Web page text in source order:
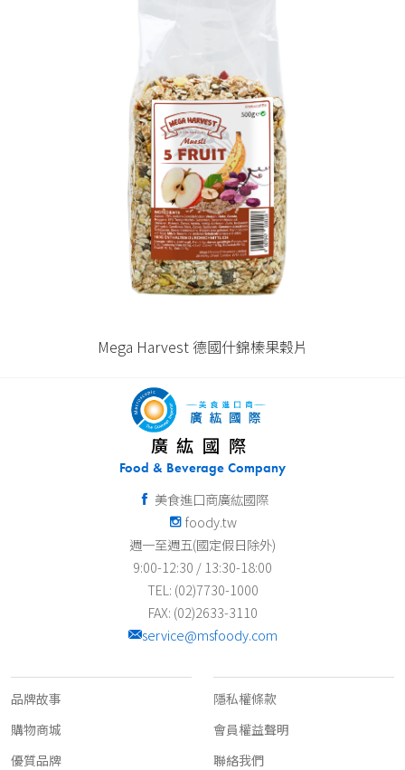
Mega Harvest 德國什錦榛果穀片
廣紘國際
Food & Beverage Company
美食進口商廣紘國際
foody.tw
週一至週五(國定假日除外)
9:00-12:30 / 13:30-18:00
TEL: (02)7730-1000
FAX: (02)2633-3110
service@msfoody.com
品牌故事
購物商城
優質品牌
隱私權條款
會員權益聲明
聯絡我們